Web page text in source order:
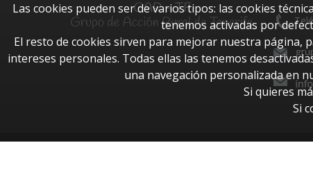
Las cookies pueden ser de varios tipos: las cookies
tenemos activadas por
El resto de cookies sirven para mejorar nuestra página,
intereses personales. Todas ellas las tenemos
una navegación personalizada en
Si quieres
Si